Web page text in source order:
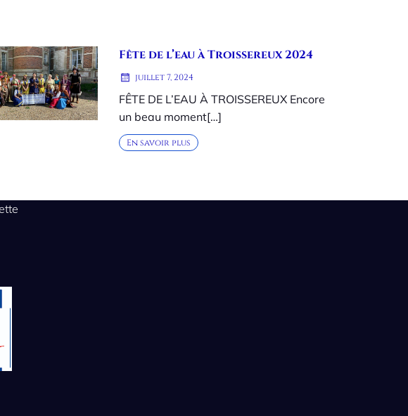
Fête de l’eau à Troissereux 2024
juillet 7, 2024
FÊTE DE L’EAU À TROISSEREUX Encore
un beau moment[…]
En savoir plus